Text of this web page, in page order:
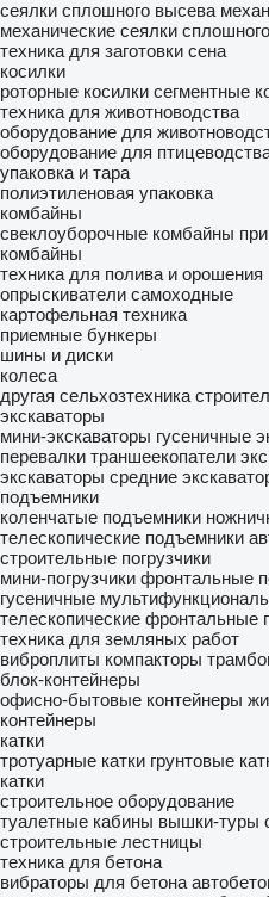
сеялки сплошного высева
механические сеялки
техника для заготовки сена
косилки
роторные косилки сегментные
техника для животноводства
оборудование для
оборудование для
упаковка и тара
полиэтиленовая упаковка
комбайны
свеклоуборочные комбайны
комбайны
техника для полива и орошения
опрыскиватели самоходные
картофельная техника
приемные бункеры
шины и диски
колеса
другая сельхозтехника
экскаваторы
мини-экскаваторы гусеничные
перевалки траншеекопатели
экскаваторы средние
подъемники
коленчатые подъемники
телескопические подъемники
строительные погрузчики
мини-погрузчики фронтальные
гусеничные
телескопические фронтальные
техника для земляных работ
виброплиты компакторы
блок-контейнеры
офисно-бытовые контейнеры
контейнеры
катки
тротуарные катки грунтовые
катки
строительное оборудование
туалетные кабины вышки-туры
строительные лестницы
техника для бетона
вибраторы для бетона